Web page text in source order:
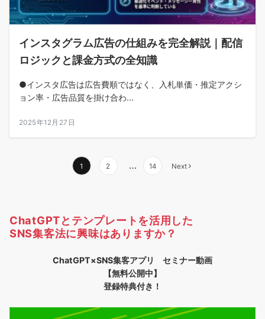
インスタグラム広告の仕組みを完全解説｜配信
ロジックと課金方式の全知識
●インスタ広告は広告費順ではなく、入札単価・推定アクシ
ョン率・広告品質を掛け合わ...
2025年12月27日
ペ
り
1 2 … 14 Next
ChatGPTとテンプレートを活用した
SNS集客法に興味はありますか？
ChatGPT×SNS集客アプリ セミナー動画
【無料公開中】
登録特典付き！